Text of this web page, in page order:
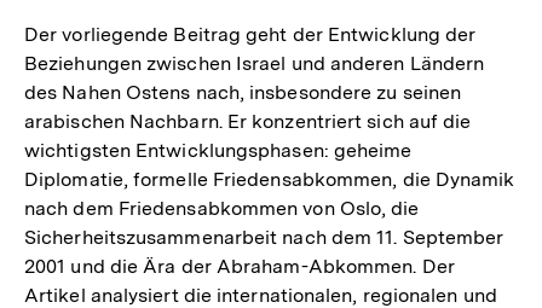
Der vorliegende Beitrag geht der Entwicklung der
Beziehungen zwischen Israel und anderen Ländern
des Nahen Ostens nach, insbesondere zu seinen
arabischen Nachbarn. Er konzentriert sich auf die
wichtigsten Entwicklungsphasen: geheime
Diplomatie, formelle Friedensabkommen, die Dynamik
nach dem Friedensabkommen von Oslo, die
Sicherheitszusammenarbeit nach dem 11. September
2001 und die Ära der Abraham-Abkommen. Der
Artikel analysiert die internationalen, regionalen und